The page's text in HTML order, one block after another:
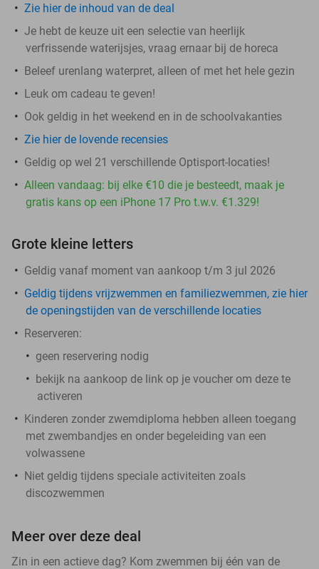
Zie hier de inhoud van de deal
Je hebt de keuze uit een selectie van heerlijk
verfrissende waterijsjes, vraag ernaar bij de horeca
Beleef urenlang waterpret, alleen of met het hele gezin
Leuk om cadeau te geven!
Ook geldig in het weekend en in de schoolvakanties
Zie hier de lovende recensies
Geldig op wel 21 verschillende Optisport-locaties!
Alleen vandaag: bij elke €10 die je besteedt, maak je
gratis kans op een iPhone 17 Pro t.w.v. €1.329!
Grote kleine letters
Geldig vanaf moment van aankoop t/m 3 jul 2026
Geldig tijdens vrijzwemmen en familiezwemmen, zie hier
de openingstijden van de verschillende locaties
Reserveren:
geen reservering nodig
bekijk na aankoop de link op je voucher om deze te
activeren
Kinderen zonder zwemdiploma hebben alleen toegang
met zwembandjes en onder begeleiding van een
volwassene
Niet geldig tijdens speciale activiteiten zoals
discozwemmen
Meer over deze deal
Zin in een actieve dag? Kom zwemmen bij één van de